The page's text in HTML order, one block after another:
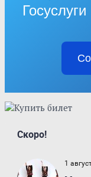
Госуслуги